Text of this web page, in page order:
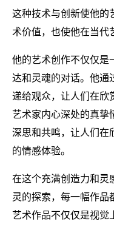
这种技术与创新使他的
术价值，也使他在当代
他的艺术创作不仅仅是
达和灵魂的对话。他通
递给观众，让人们在欣
艺术家内心深处的真挚
深思和共鸣，让人们在
的情感体验。
在这个充满创造力和灵
灵的探索，每一幅作品
艺术作品不仅仅是视觉